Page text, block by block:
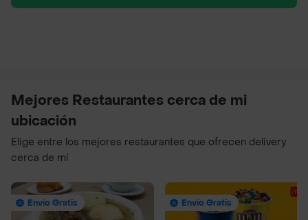
Mejores Restaurantes cerca de mi
ubicación
Elige entre los mejores restaurantes que ofrecen delivery
cerca de mí
Envío Gratis Envío Gratis